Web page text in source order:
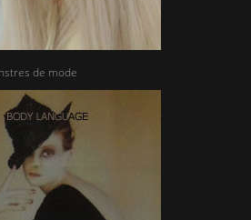
de mode